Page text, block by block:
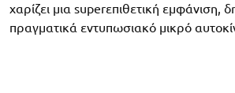
χαρίζει μια superεπιθετική εμφάνιση,
πραγματικά εντυπωσιακό μικρό